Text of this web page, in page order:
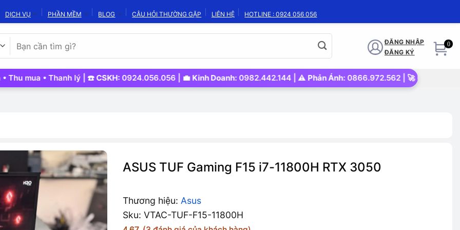
DỊCH VỤ PHẦN MỀM BLOG CÂU HỎI THƯỜNG GẶP LIÊN HỆ HOTLINE : 0924 056 056
kiếm:
ĐĂNG NHẬP
ĐĂNG KÝ
0
• Thanh lý | ☎️CSKH:0924.056.056 | 💼Kinh Doanh:0982.442.144 | ⚠️Phản Ánh:0866.972.562 | 🚀Uy tín – Nhanh chóng
ASUS TUF Gaming F15 i7-11800H RTX 3050
Thương hiệu: Asus
Sku: VTAC-TUF-F15-11800H